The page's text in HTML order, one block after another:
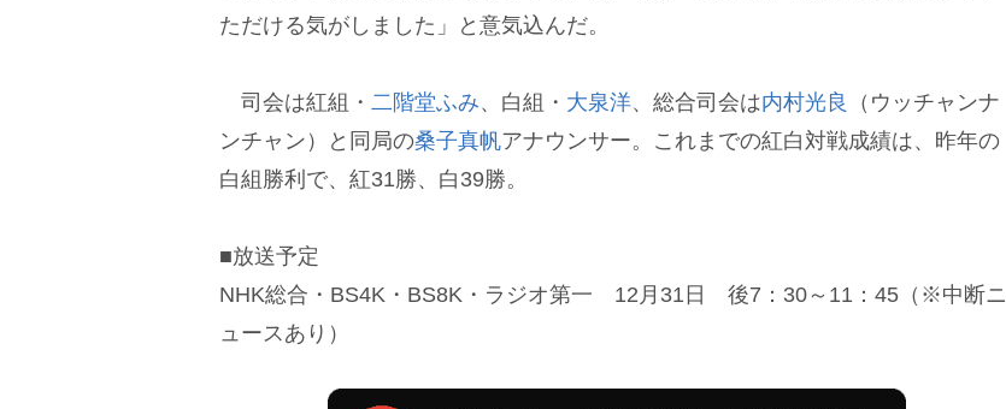
ただける気がしました」と意気込んだ。
司会は紅組・ 二階堂ふみ、白組・ 大泉洋、総合司会は内村光良
（ウッチャンナ
ンチャン）と同局の桑子真帆アナウンサー。これまでの紅白対戦成績は、昨年の
白組勝利で、紅31勝、白39勝。
■放送予定
NHK総合・BS4K・BS8K・ラジオ第一 12月31日 後7：30～11：45（※中断ニ
ュースあり）